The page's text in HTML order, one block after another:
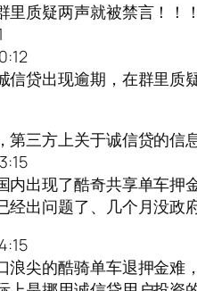
里质疑两声就被禁言！！！
信贷出现逾期，在群里质
第三方上关于诚信贷的信
内出现了酷奇共享单车押
经出问题了、几个月没政
浪尖的酷骑单车退押金难